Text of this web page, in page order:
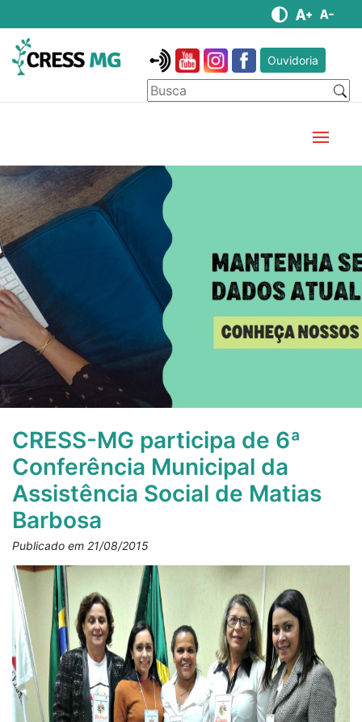
Ouvidoria
CRESS-MG participa de 6ª
Conferência Municipal da
Assistência Social de Matias
Barbosa
Publicado em 21/08/2015